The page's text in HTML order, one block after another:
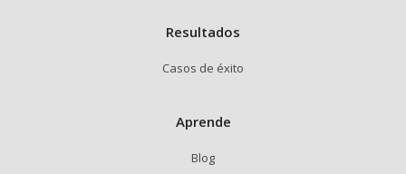
Resultados
Casos de éxito
Aprende
Blog